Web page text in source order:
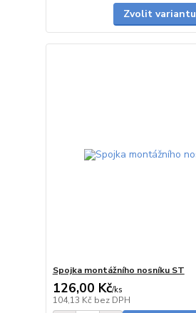
Zvolit variantu
Spojka montážního nosníku ST
126,00 Kč/ks
104,13 Kč bez DPH